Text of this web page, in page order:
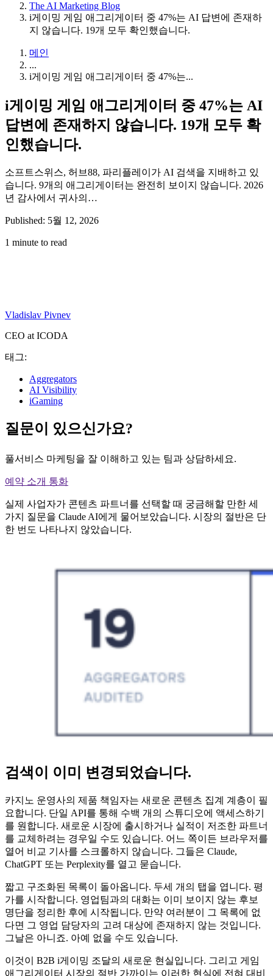
The AI Marketing Blog
i게이밍 게임 애그리게이터 중 47%는 AI 답변에 존재하
지 않습니다. 19개 모두 확인했습니다.
메인
...
i게이밍 게임 애그리게이터 중 47%는...
i게이밍 게임 애그리게이터 중 47%는 AI
답변에 존재하지 않습니다. 19개 모두 확
인했습니다.
소프트스위스, 허브88, 파리플레이가 AI 검색을 지배하고 있
습니다. 9개의 애그리게이터는 완전히 보이지 않습니다. 2026
년 감사에서 귀사의…
Published: 5월 12, 2026
1 minute to read
Vladislav Pivnev
CEO at ICODA
태그:
Aggregators
AI Visibility
iGaming
질문이 있으신가요?
풀서비스 마케팅을 잘 이해하고 있는 팀과 상담하세요.
예약 소개 통화
실제 사업자가 콘텐츠 파트너를 선택할 때 궁금해할 만한 세
가지 질문을 Claude AI에게 물어보았습니다. 시장의 절반은 단
한 번도 나타나지 않았습니다.
검색이 이미 변경되었습니다.
카지노 운영사의 제품 책임자는 새로운 콘텐츠 집계 계층이 필
요합니다. 단일 API를 통해 수백 개의 스튜디오에 액세스하기
를 원합니다. 새로운 시장에 출시하거나 실적이 저조한 파트너
를 교체하려는 경우일 수도 있습니다. 어느 쪽이든 브라우저를
열어 비교 기사를 스크롤하지 않습니다. 그들은 Claude,
ChatGPT 또는 Perplexity를 열고 묻습니다.
짧고 구조화된 목록이 돌아옵니다. 두세 개의 탭을 엽니다. 평
가를 시작합니다. 영업팀과의 대화는 이미 보이지 않는 후보
명단을 정리한 후에 시작됩니다. 만약 여러분이 그 목록에 없
다면 그 영업 담당자의 고려 대상에 존재하지 않는 것입니다.
그날은 아니죠. 아예 없을 수도 있습니다.
이것이 B2B i게이밍 조달의 새로운 현실입니다. 그리고 게임
애그리게이터 시장의 절반 가까이는 이러한 현실에 전혀 대비